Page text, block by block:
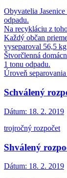
Obyvatelia
odpadu.
Na recykláciu z
Každý občan
vyseparoval 56,5
Štvorčlenná
1 tonu odpadu.
Úroveň
Schválený
Dátum: 18. 2. 2019
trojročný rozpočet
Shválený
Dátum: 18. 2. 2019